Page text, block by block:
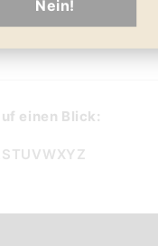
einen Blick:
STUVWXY Z
Nein!